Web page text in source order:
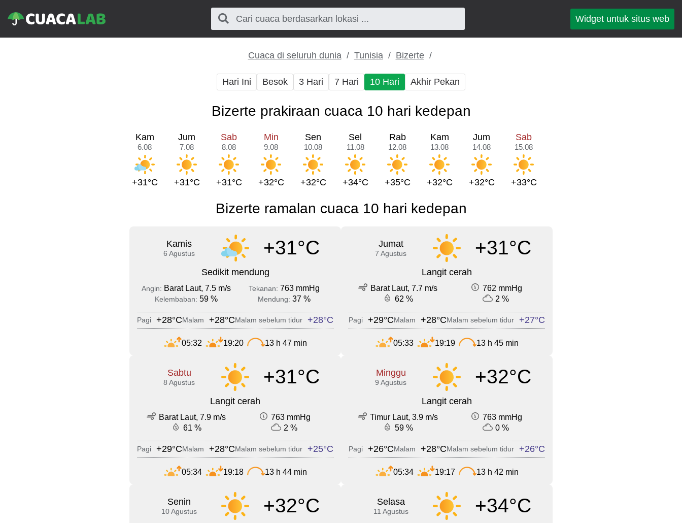
Widget untuk situs web
Cuaca di seluruh dunia Tunisia Bizerte
Hari Ini Besok 3 Hari 7 Hari 10 Hari Akhir Pekan
Bizerte prakiraan cuaca 10 hari kedepan
Kam
6.08
+31°C
Jum
7.08
+31°C
Sab
8.08
+31°C
Min
9.08
+32°C
Sen
10.08
+32°C
Sel
11.08
+34°C
Rab
12.08
+35°C
Kam
13.08
+32°C
Jum
14.08
+32°C
Sab
15.08
+33°C
Bizerte ramalan cuaca 10 hari kedepan
Kamis
6 Agustus +31°C
Sedikit mendung
Angin: Barat Laut, 7.5 m/s Tekanan: 763 mmHg
Kelembaban: 59 % Mendung:37 %
Pagi +28°CMalam +28°CMalam sebelum tidur +28°C
05:32 19:20 13 h 47 min
Jumat
7 Agustus +31°C
Langit cerah
Barat Laut, 7.7 m/s
762 mmHg
62 %
2 %
Pagi +29°CMalam +28°CMalam sebelum tidur +27°C
05:33 19:19 13 h 45 min
Sabtu
8 Agustus +31°C
Langit cerah
Barat Laut, 7.9 m/s
763 mmHg
61 %
2 %
Pagi +29°CMalam +28°CMalam sebelum tidur +25°C
05:34 19:18 13 h 44 min
Minggu
9 Agustus +32°C
Langit cerah
Timur Laut, 3.9 m/s
763 mmHg
59 %
0 %
Pagi +26°CMalam +28°CMalam sebelum tidur +26°C
05:34 19:17 13 h 42 min
Senin
10 Agustus +32°C Selasa
11 Agustus +34°C